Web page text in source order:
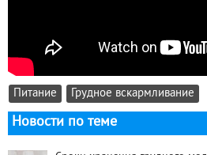
Питание Грудное вскармливание
Новости по теме